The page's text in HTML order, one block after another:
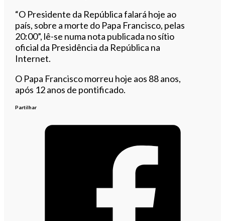
“O Presidente da República falará hoje ao
país, sobre a morte do Papa Francisco, pelas
20:00”, lê-se numa nota publicada no sítio
oficial da Presidência da República na
Internet.
O Papa Francisco morreu hoje aos 88 anos,
após 12 anos de pontificado.
Partilhar